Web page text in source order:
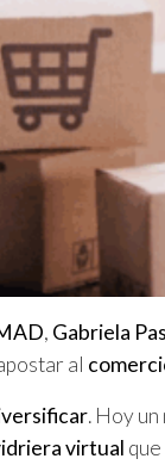
, Gabriela
al
. Hoy
virtual